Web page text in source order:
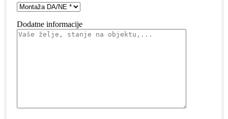
Dodatne informacije